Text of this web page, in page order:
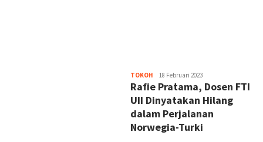
TOKOH Heri
Purwata
18 Februari 2023
Rafie Pratama, Dosen FTI
UII Dinyatakan Hilang
dalam Perjalanan
Norwegia-Turki